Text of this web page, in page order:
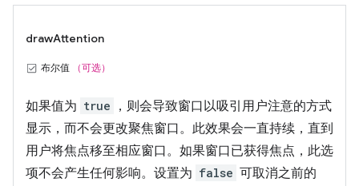
drawAttention
布尔值 （可选）
如果值为 true
，则会导致窗口以吸引用户注意的方式
显示，而不会更改聚焦窗口。此效果会一直持续，直到
用户将焦点移至相应窗口。如果窗口已获得焦点，此选
项不会产生任何影响。设置为 false 可取消之前的